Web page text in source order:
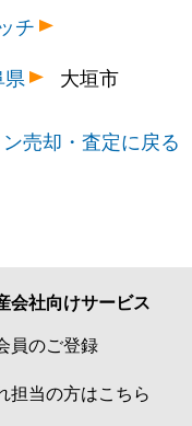
チ
大垣市
売却・査定に戻る
会社向けサービス
員のご登録
担当の方はこちら